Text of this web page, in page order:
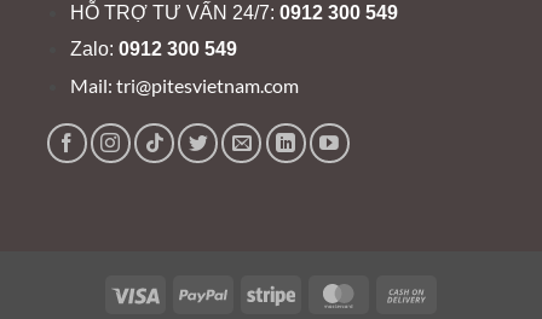
HỖ TRỢ TƯ VẤN 24/7:0912 300 549
Zalo:0912 300 549
Mail:tri@pitesvietnam.com
Visa PayPal Stripe MasterCard